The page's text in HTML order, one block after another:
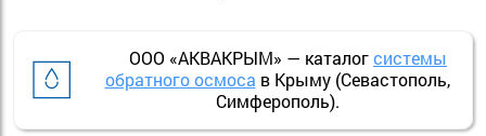
ООО «АКВАКРЫМ» — каталогсистемы
обратного осмоса в Крыму (Севастополь,
Симферополь).